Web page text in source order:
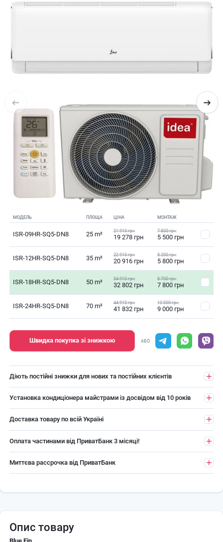
МОДЕЛЬ ПЛОЩА ЦІНА МОНТАЖ
ISR-09HR-SQ5-DN8 25 m² 21 910 грн
19 278 грн
7 800 грн
5 500 грн
ISR-12HR-SQ5-DN8 35 m² 22 910 грн
20 916 грн
8 200 грн
5 800 грн
ISR-18HR-SQ5-DN8 50 m² 34 910 грн
32 802 грн
8 700 грн
7 800 грн
ISR-24HR-SQ5-DN8 70 m² 44 910 грн
41 832 грн
10 000 грн
9 000 грн
Швидка покупка зі знижкою АБО
Діють постійні знижки для нових та постійних клієнтів
Установка кондиціонера майстрами із досвідом від 10 років
Доставка товару по всій Україні
Оплата частинами від ПриватБанк 3 місяці!
Миттєва рассрочка від ПриватБанк
Опис товару